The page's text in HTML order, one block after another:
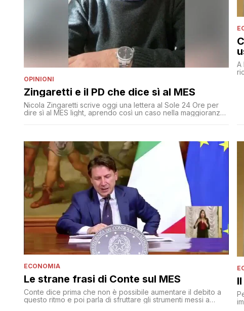
OPINIONI
Zingaretti e il PD che dice sì al MES
Nicola Zingaretti scrive oggi una lettera al Sole 24 Ore per
dire sì al MES light, aprendo così un caso nella maggioranza
miglior sistema sanitario d’Europa e del [']
A
ECONOMIA
Le strane frasi di Conte sul MES
Conte dice prima che non è possibile aumentare il debito a
questo ritmo e poi parla di sfruttare gli strumenti messi a